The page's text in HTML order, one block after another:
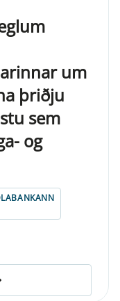
um
þriðju
sem
og